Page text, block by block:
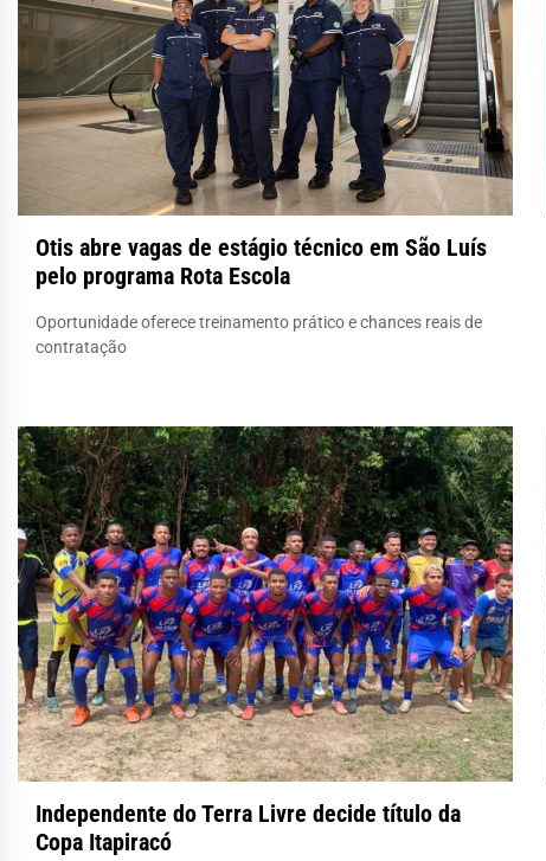
Otis abre vagas de estágio técnico em São Luís
pelo programa Rota Escola
Oportunidade oferece treinamento prático e chances reais de
contratação
Independente do Terra Livre decide título da
Copa Itapiracó